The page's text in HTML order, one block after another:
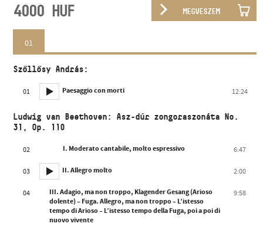
4000 HUF MEGVESZEM
01
Szőllősy András:
01 Paesaggio con morti 12:24
Ludwig van Beethoven: Asz-dúr zongoraszonáta No.
31, Op. 110
02 I. Moderato cantabile, molto espressivo 6:47
03 II. Allegro molto 2:00
04
III. Adagio, ma non troppo, Klagender Gesang (Arioso
dolente) – Fuga. Allegro, ma non troppo – L’istesso
tempo di Arioso – L’istesso tempo della Fuga, poi a poi di
nuovo vivente
9:58